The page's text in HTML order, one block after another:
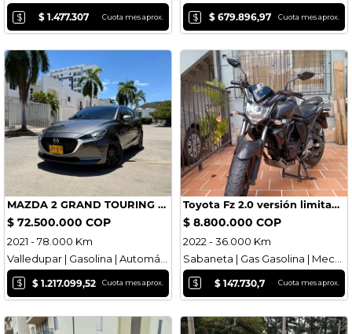
$ $ 1.477.307 Cuota mes aprox. $ $ 679.896,97 Cuota mes aprox.
MAZDA 2 GRAND TOURING LX SEDAN
$ 72.500.000 COP
2021 - 78.000 Km
$ $ 1.217.099,52 Cuota mes aprox.
Toyota Fz 2.0 versión limitada dark 2022 Negociable
$ 8.800.000 COP
2022 - 36.000 Km
$ $ 147.730,7 Cuota mes aprox.